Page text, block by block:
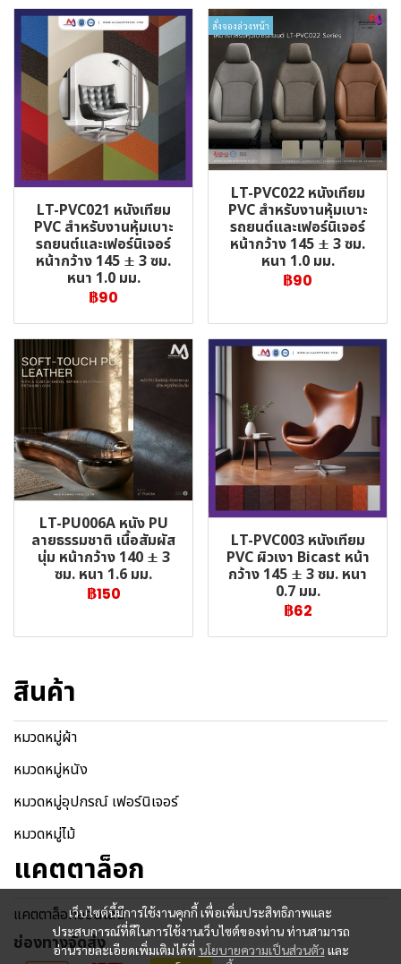
LT-PVC021 หนังเทียม
PVC สำหรับงานหุ้มเบาะ
รถยนต์และเฟอร์นิเจอร์
หน้ากว้าง 145 ± 3 ซม.
หนา 1.0 มม.
฿90
สั่งจองล่วงหน้า
LT-PVC022 หนังเทียม
PVC สำหรับงานหุ้มเบาะ
รถยนต์และเฟอร์นิเจอร์
หน้ากว้าง 145 ± 3 ซม.
หนา 1.0 มม.
฿90
LT-PU006A หนัง PU
ลายธรรมชาติ เนื้อสัมผัส
นุ่ม หน้ากว้าง 140 ± 3
ซม. หนา 1.6 มม.
฿150
LT-PVC003 หนังเทียม
PVC ผิวเงา Bicast หน้า
กว้าง 145 ± 3 ซม. หนา
0.7 มม.
฿62
เว็บไซต์นี้มีการใช้งานคุกกี้ เพื่อเพิ่มประสิทธิภาพและ
ประสบการณ์ที่ดีในการใช้งานเว็บไซต์ของท่าน ท่านสามารถ
อ่านรายละเอียดเพิ่มเติมได้ที่ นโยบายความเป็นส่วนตัว และ
สินค้า
หมวดหมู่ผ้า
หมวดหมู่หนัง
หมวดหมู่อุปกรณ์ เฟอร์นิเจอร์
หมวดหมู่ไม้
แคตตาล็อก
แคตตาล็อกออนไลน์
ช่องทางจัดส่ง